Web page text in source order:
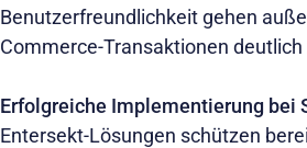
Benutzerfreundlichkeit gehen
Commerce-Transaktionen deutlich
Erfolgreiche Implementierung bei
Entersekt-Lösungen schützen